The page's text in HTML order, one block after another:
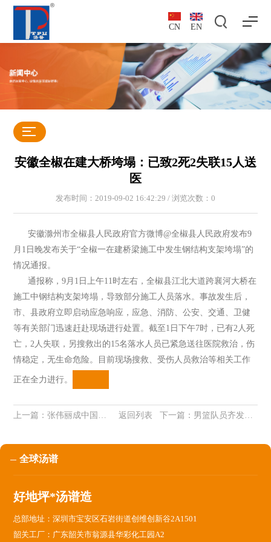
CN EN
安徽全椒在建大桥垮塌：已致2死2失联15人送
医
发布时间：2019-09-02 16:42:29 / 浏览次数： 0
安徽滁州市全椒县人民政府官方微博@全椒县人民政府发布9
月1日晚发布关于“全椒一在建桥梁施工中发生钢结构支架垮塌”的
情况通报。
通报称，9月1日上午11时左右，全椒县江北大道跨襄河大桥在
施工中钢结构支架垮塌，导致部分施工人员落水。事故发生后，
市、县政府立即启动应急响应，应急、消防、公安、交通、卫健
等有关部门迅速赶赴现场进行处置。截至1日下午7时，已有2人死
亡，2人失联，另搜救出的15名落水人员已紧急送往医院救治，伤
情稳定，无生命危险。目前现场搜救、受伤人员救治等相关工作
正在全力进行。
上一篇： 张伟丽成中国UFC首位冠军 1分钟内TKO巴西女拳王 返回列表 下一篇： 男篮队员齐发声晒拉起周琦图:输一起扛输!输赢我们都在一起
全球汤谱
好地坪*汤谱造
总部地址：深圳市宝安区石岩街道创维创新谷2A1501
韶关工厂：广东韶关市翁源县华彩化工园A2